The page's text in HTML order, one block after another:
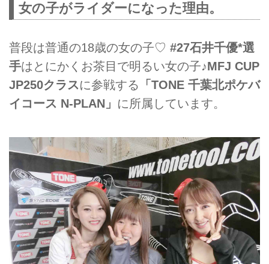
女の子がライダーになった理由。
普段は普通の18歳の女の子♡ #27石井千優*選
手はとにかくお茶目で明るい女の子♪MFJ CUP
JP250クラスに参戦する 「TONE 千葉北ポケバ
イコース N-PLAN」 に所属しています。